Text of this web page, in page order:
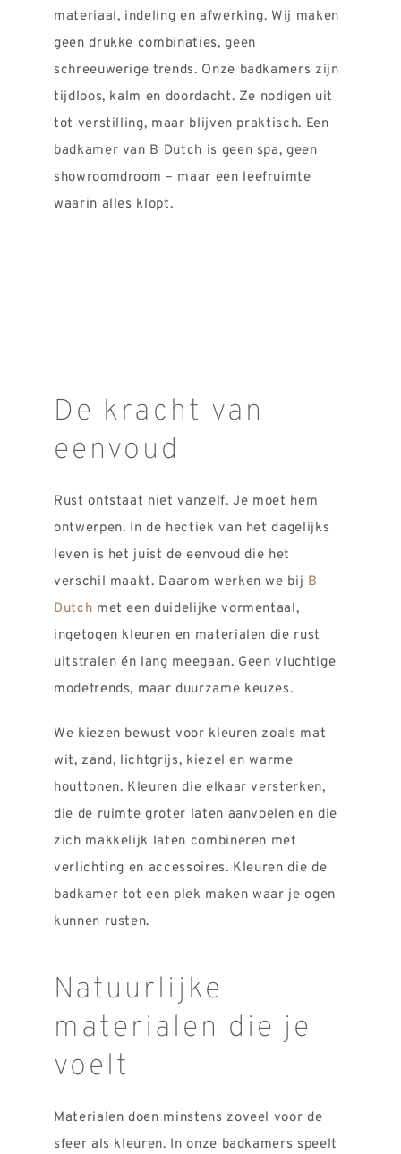
materiaal, indeling en afwerking. Wij maken
geen drukke combinaties, geen
schreeuwerige trends. Onze badkamers zijn
tijdloos, kalm en doordacht. Ze nodigen uit
tot verstilling, maar blijven praktisch. Een
badkamer van B Dutch is geen spa, geen
showroomdroom – maar een leefruimte
waarin alles klopt.
De kracht van
eenvoud
Rust ontstaat niet vanzelf. Je moet hem
ontwerpen. In de hectiek van het dagelijks
leven is het juist de eenvoud die het
verschil maakt. Daarom werken we bij B
Dutch met een duidelijke vormentaal,
ingetogen kleuren en materialen die rust
uitstralen én lang meegaan. Geen vluchtige
modetrends, maar duurzame keuzes.
We kiezen bewust voor kleuren zoals mat
wit, zand, lichtgrijs, kiezel en warme
houttonen. Kleuren die elkaar versterken,
die de ruimte groter laten aanvoelen en die
zich makkelijk laten combineren met
verlichting en accessoires. Kleuren die de
badkamer tot een plek maken waar je ogen
kunnen rusten.
Natuurlijke
materialen die je
voelt
Materialen doen minstens zoveel voor de
sfeer als kleuren. In onze badkamers speelt